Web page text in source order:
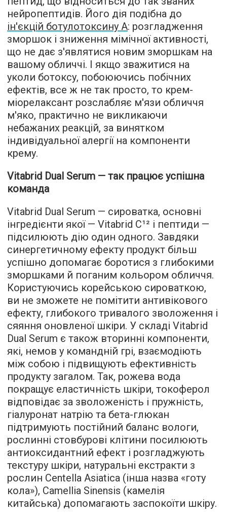
нейропептидів. Його дія подібна до
ін'єкцій ботулотоксину А: розгладження
зморшок і зниження мімічної активності,
що не дає з'являтися новим зморшкам на
вашому обличчі. І якщо зважитися на
уколи ботоксу, побоюючись побічних
ефектів, все ж не так просто, то крем-
міорелаксант розслабляє м'язи обличчя
м'яко, практично не викликаючи
небажаних реакцій, за винятком
індивідуальної алергії на компоненти
крему.
Vitabrid Dual Serum — так працює успішна
команда
Vitabrid Dual Serum — сироватка, основні
інгредієнти якої — Vitabrid C¹² і пептиди —
підсилюють дію один одного. Завдяки
синергетичному ефекту продукт більш
успішно допомагає боротися з глибокими
зморшками й поганим кольором обличчя.
Користуючись корейською сироваткою,
ви не зможете не помітити антивікового
ефекту, глибокого тривалого зволоження і
сяяння оновленої шкіри. У складі Vitabrid
Dual Serum є також вторинні компоненти,
які, немов у командній грі, взаємодіють
між собою і підвищують ефективність
продукту загалом. Так, рожева вода
покращує еластичність шкіри, токоферол
відповідає за зволоженість і пружність,
гіалуронат натрію та бета-глюкан
підтримують постійний баланс вологи,
рослинні стовбурові клітини посилюють
антиоксидантний ефект і розгладжують
текстуру шкіри, натуральні екстракти з
рослин Centella Asiatica (інша назва «готу
кола»), Camellia Sinensis (камелія
китайська) допомагають заспокоїти шкіру.